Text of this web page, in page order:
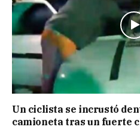
Un ciclista se incrustó
camioneta tras un fuerte